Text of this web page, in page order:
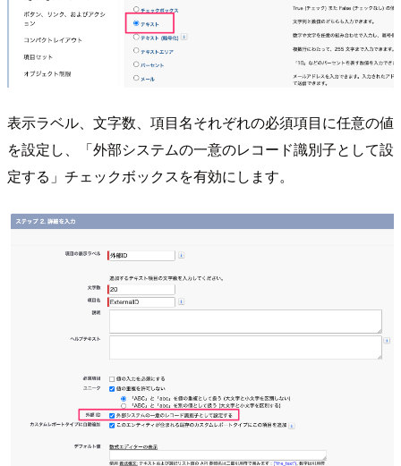
表示ラベル、文字数、項目名それぞれの必須項目に任意の値
を設定し、「外部システムの一意のレコード識別子として設
定する」チェックボックスを有効にします。